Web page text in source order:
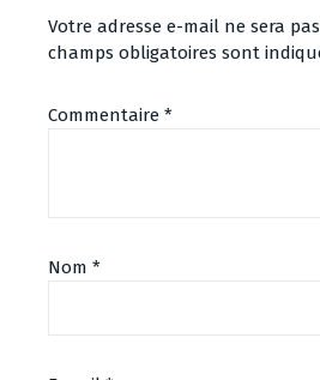
Votre adresse e-mail ne sera
champs obligatoires sont
Commentaire *
Nom *